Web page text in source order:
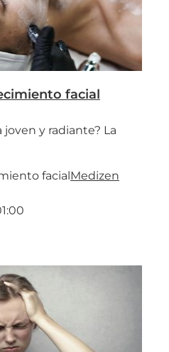
facial
y radiante? La
facial Medizen